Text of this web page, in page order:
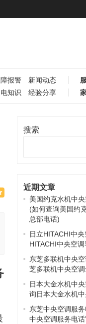
报警 新闻动态
知识
经验分享
搜索
近期文章
美国约克水机中
(如何查询美国约
总部电话)
日立HITACHI中
HITACHI中央空调
东芝多联机中央
芝多联机中央空
日本大金水机中
询日本大金水机
东芝中央空调服
中央空调服务电